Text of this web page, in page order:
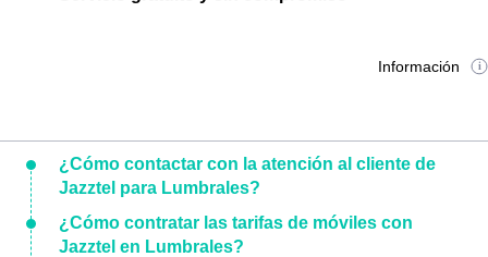
Información
¿Cómo contactar con la atención al cliente de
Jazztel para Lumbrales?
¿Cómo contratar las tarifas de móviles con
Jazztel en Lumbrales?